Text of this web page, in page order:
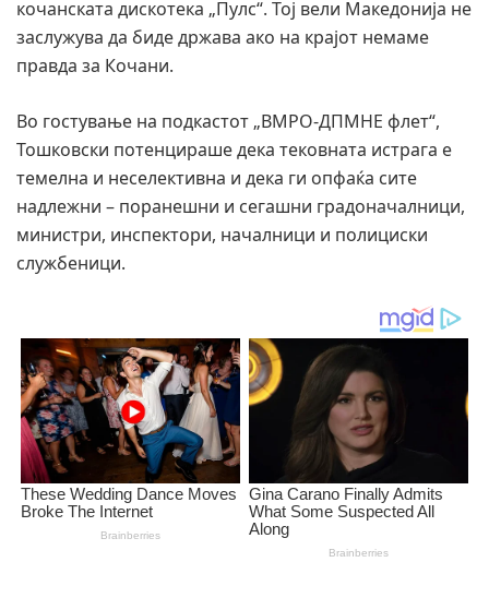
кочанската дискотека „Пулс“. Тој вели Македонија не
заслужува да биде држава ако на крајот немаме
правда за Кочани.
Во гостување на подкастот „ВМРО-ДПМНЕ флет“,
Тошковски потенцираше дека тековната истрага е
темелна и неселективна и дека ги опфаќа сите
надлежни – поранешни и сегашни градоначалници,
министри, инспектори, началници и полициски
службеници.